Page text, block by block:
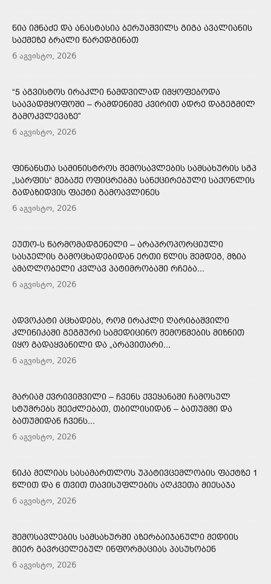
ᲜᲘᲐ ᲘᲛᲜᲐᲫᲔ ᲓᲐ ᲐᲜᲐᲡᲢᲐᲡᲘᲐ ᲑᲔᲠᲣᲐᲨᲕᲘᲚᲡ ᲒᲘᲒᲐ ᲐᲕᲐᲚᲘᲐᲜᲘᲡ
ᲡᲐᲥᲛᲔᲖᲔ ᲑᲠᲐᲚᲘ ᲬᲐᲠᲔᲓᲒᲘᲜᲐᲗ
6 აგვისტო, 2026
“5 ᲐᲒᲕᲘᲡᲢᲝᲡ ᲘᲠᲐᲙᲚᲘ ᲜᲐᲛᲓᲕᲘᲚᲐᲓ ᲘᲛᲧᲝᲤᲔᲑᲝᲓᲐ
ᲡᲐᲐᲕᲐᲓᲛᲧᲝᲤᲝᲨᲘ – ᲠᲐᲛᲓᲔᲜᲘᲛᲔ ᲙᲕᲘᲠᲘᲗ ᲐᲓᲠᲔ ᲓᲐᲒᲔᲒᲛᲘᲚ
ᲒᲐᲛᲝᲙᲕᲚᲔᲕᲐᲖᲔ”
6 აგვისტო, 2026
ᲤᲘᲜᲐᲜᲡᲗᲐ ᲡᲐᲛᲘᲜᲘᲡᲢᲠᲝᲡ ᲨᲔᲛᲝᲡᲐᲕᲚᲔᲑᲘᲡ ᲡᲐᲛᲡᲐᲮᲣᲠᲘᲡ ᲡᲒᲞ
„ᲡᲐᲠᲤᲘᲡ“ ᲛᲔᲑᲐᲟᲔ ᲝᲤᲘᲪᲠᲔᲑᲛᲐ ᲡᲐᲜᲥᲪᲘᲠᲔᲑᲣᲚᲘ ᲡᲐᲥᲝᲜᲚᲘᲡ
ᲒᲐᲓᲐᲖᲘᲓᲕᲘᲡ ᲤᲐᲥᲢᲘ ᲒᲐᲛᲝᲐᲕᲚᲘᲜᲔᲡ
6 აგვისტო, 2026
ᲔᲣᲗᲝ-Ს ᲬᲐᲠᲛᲝᲛᲐᲓᲒᲔᲜᲔᲚᲘ – ᲐᲠᲐᲞᲠᲝᲞᲝᲠᲪᲘᲣᲚᲘ
ᲡᲐᲡᲯᲔᲚᲘᲡ ᲒᲐᲛᲝᲪᲮᲐᲓᲔᲑᲘᲓᲐᲜ ᲔᲠᲗᲘ ᲬᲚᲘᲡ ᲨᲔᲛᲓᲔᲒ, ᲛᲖᲘᲐ
ᲐᲛᲐᲦᲚᲝᲑᲔᲚᲘ ᲙᲕᲚᲐᲕ ᲞᲐᲢᲘᲛᲠᲝᲑᲐᲨᲘ ᲠᲩᲔᲑᲐ...
6 აგვისტო, 2026
ᲐᲓᲕᲝᲙᲐᲢᲘ ᲐᲪᲮᲐᲓᲔᲑᲡ, ᲠᲝᲛ ᲘᲠᲐᲙᲚᲘ ᲦᲐᲠᲘᲑᲐᲨᲕᲘᲚᲘ
ᲙᲚᲘᲜᲘᲙᲐᲨᲘ ᲒᲔᲒᲛᲣᲠᲘ ᲡᲐᲛᲔᲓᲘᲪᲘᲜᲝ ᲨᲔᲛᲝᲬᲛᲔᲑᲘᲡ ᲛᲘᲖᲜᲘᲗ
ᲘᲧᲝ ᲒᲐᲓᲐᲧᲕᲐᲜᲘᲚᲘ ᲓᲐ „ᲐᲠᲐᲕᲘᲗᲐᲠᲘ...
6 აგვისტო, 2026
ᲛᲐᲠᲘᲐᲛ ᲥᲕᲠᲘᲕᲘᲨᲕᲘᲚᲘ – ᲩᲕᲔᲜᲡ ᲥᲕᲔᲧᲐᲜᲐᲨᲘ ᲩᲐᲛᲝᲡᲣᲚ
ᲡᲢᲣᲛᲠᲔᲑᲡ ᲨᲔᲔᲫᲚᲔᲑᲐᲗ, ᲗᲑᲘᲚᲘᲡᲘᲓᲐᲜ – ᲑᲐᲗᲣᲛᲨᲘ ᲓᲐ
ᲑᲐᲗᲣᲛᲘᲓᲐᲜ ᲩᲕᲔᲜᲡ...
6 აგვისტო, 2026
ᲜᲘᲙᲐ ᲛᲔᲚᲘᲐᲡ ᲡᲐᲡᲐᲛᲐᲠᲗᲚᲝᲡ ᲣᲞᲐᲢᲘᲕᲪᲔᲛᲚᲝᲑᲘᲡ ᲤᲐᲥᲢᲖᲔ 1
ᲬᲚᲘᲗ ᲓᲐ 6 ᲗᲕᲘᲗ ᲗᲐᲕᲘᲡᲣᲤᲚᲔᲑᲘᲡ ᲐᲦᲙᲕᲔᲗᲐ ᲛᲘᲔᲡᲐᲯᲐ
6 აგვისტო, 2026
ᲨᲔᲛᲝᲡᲐᲕᲚᲔᲑᲘᲡ ᲡᲐᲛᲡᲐᲮᲣᲠᲨᲘ ᲐᲖᲔᲠᲑᲐᲘᲯᲐᲜᲣᲚᲘ ᲛᲔᲓᲘᲘᲡ
ᲛᲘᲔᲠ ᲒᲐᲕᲠᲪᲔᲚᲔᲑᲣᲚ ᲘᲜᲤᲝᲠᲛᲐᲪᲘᲐᲡ ᲞᲐᲡᲣᲮᲝᲑᲔᲜ
6 აგვისტო, 2026